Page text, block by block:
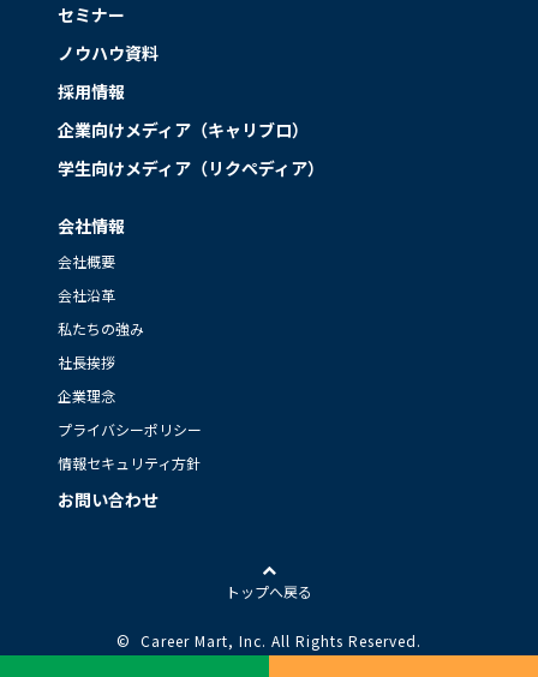
セミナー
ノウハウ資料
採用情報
企業向けメディア（キャリブロ）
学生向けメディア（リクペディア）
会社情報
会社概要
会社沿革
私たちの強み
社長挨拶
企業理念
プライバシーポリシー
情報セキュリティ方針
お問い合わせ
トップへ戻る
© Career Mart, Inc. All Rights Reserved.